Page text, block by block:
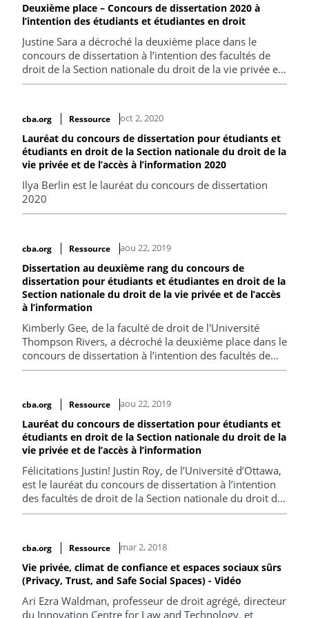
Deuxième place – Concours de dissertation 2020 à
l’intention des étudiants et étudiantes en droit
Justine Sara a décroché la deuxième place dans le
concours de dissertation à l’intention des facultés de
droit de la Section nationale du droit de la vie privée et
de l’accès à l’information de l’ABC de 2020.
cba.org Ressource oct 2, 2020
Lauréat du concours de dissertation pour étudiants et
étudiants en droit de la Section nationale du droit de la
vie privée et de l’accès à l’information 2020
Ilya Berlin est le lauréat du concours de dissertation
2020
cba.org Ressource aou 22, 2019
Dissertation au deuxième rang du concours de
dissertation pour étudiants et étudiantes en droit de la
Section nationale du droit de la vie privée et de l’accès
à l’information
Kimberly Gee, de la faculté de droit de l'Université
Thompson Rivers, a décroché la deuxième place dans le
concours de dissertation à l’intention des facultés de
droit de la Section nationale du droit de la vie privée et
uniquement en anglais).
cba.org Ressource aou 22, 2019
Lauréat du concours de dissertation pour étudiants et
étudiants en droit de la Section nationale du droit de la
vie privée et de l’accès à l’information
Félicitations Justin! Justin Roy, de l’Université d’Ottawa,
est le lauréat du concours de dissertation à l’intention
des facultés de droit de la Section nationale du droit de
la vie privée et de l’accès à l’information de l’ABC grâce
Immovable Expectation of Privacy: Resolving Charter
Tensions in Digital Device Searches at the Border »
(disponible uniquement en anglais).
cba.org Ressource mar 2, 2018
Vie privée, climat de confiance et espaces sociaux sûrs
(Privacy, Trust, and Safe Social Spaces) - Vidéo
Ari Ezra Waldman, professeur de droit agrégé, directeur
du Innovation Centre for Law and Technology, et